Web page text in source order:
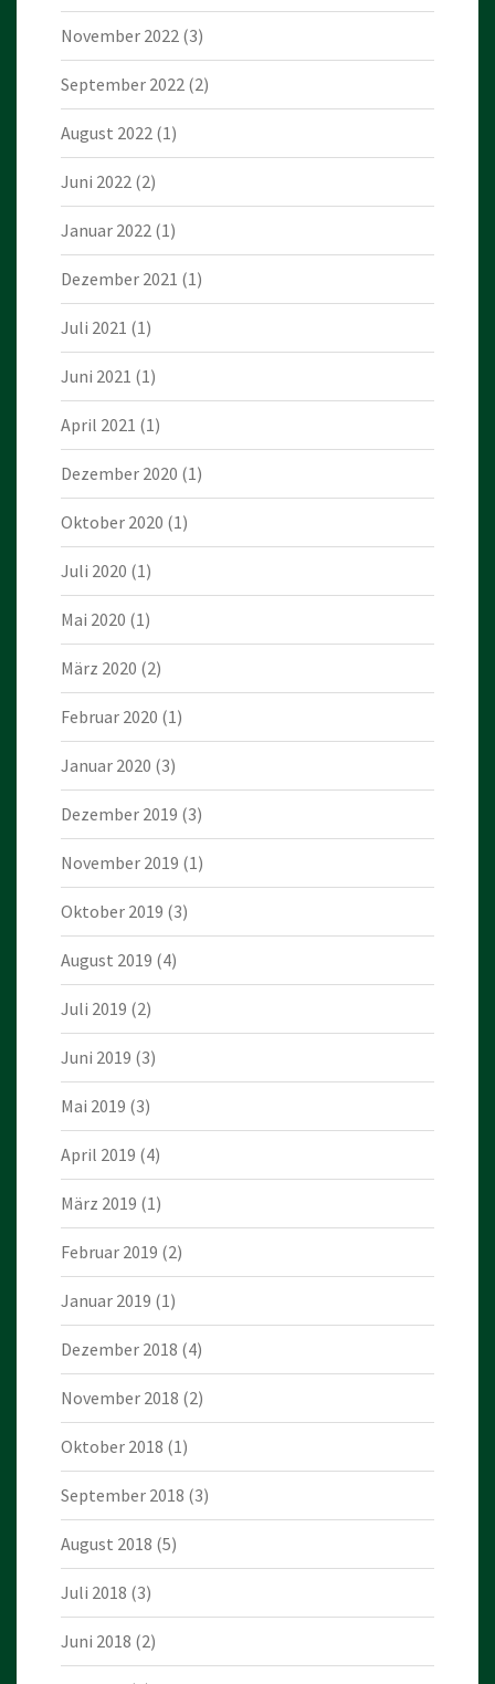
November 2022 (3)
September 2022 (2)
August 2022 (1)
Juni 2022 (2)
Januar 2022 (1)
Dezember 2021 (1)
Juli 2021 (1)
Juni 2021 (1)
April 2021 (1)
Dezember 2020 (1)
Oktober 2020 (1)
Juli 2020 (1)
Mai 2020 (1)
März 2020 (2)
Februar 2020 (1)
Januar 2020 (3)
Dezember 2019 (3)
November 2019 (1)
Oktober 2019 (3)
August 2019 (4)
Juli 2019 (2)
Juni 2019 (3)
Mai 2019 (3)
April 2019 (4)
März 2019 (1)
Februar 2019 (2)
Januar 2019 (1)
Dezember 2018 (4)
November 2018 (2)
Oktober 2018 (1)
September 2018 (3)
August 2018 (5)
Juli 2018 (3)
Juni 2018 (2)